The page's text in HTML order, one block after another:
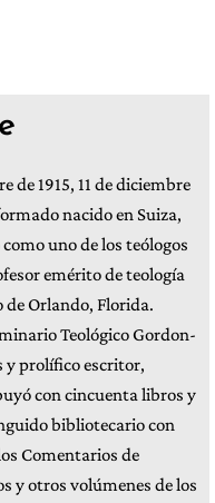
de 1915, 11 de diciembre
nacido en Suiza,
uno de los teólogos
emérito de teología
de Orlando, Florida.
Teológico Gordon-
y prolífico escritor,
con cincuenta libros y
bibliotecario con
Comentarios de
y otros volúmenes de los